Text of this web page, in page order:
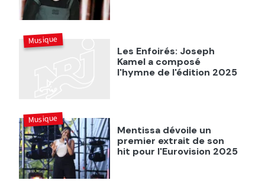
Les Enfoirés: Joseph
Kamel a composé
l'hymne de l'édition 2025
Musique
Mentissa dévoile un
premier extrait de son
hit pour l'Eurovision 2025
Musique